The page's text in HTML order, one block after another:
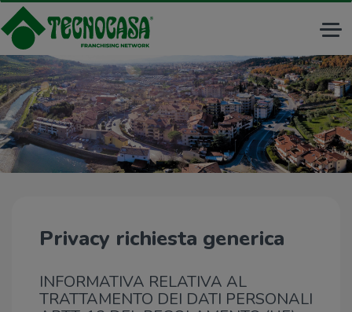
Privacy richiesta generica
INFORMATIVA RELATIVA AL
TRATTAMENTO DEI DATI PERSONALI